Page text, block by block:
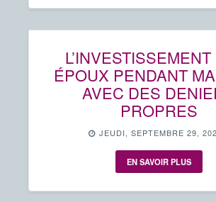
L’INVESTISSEMENT
ÉPOUX PENDANT
AVEC DES
PROPRES
JEUDI, SEPTEMBRE 29,
EN SAVOIR PLUS